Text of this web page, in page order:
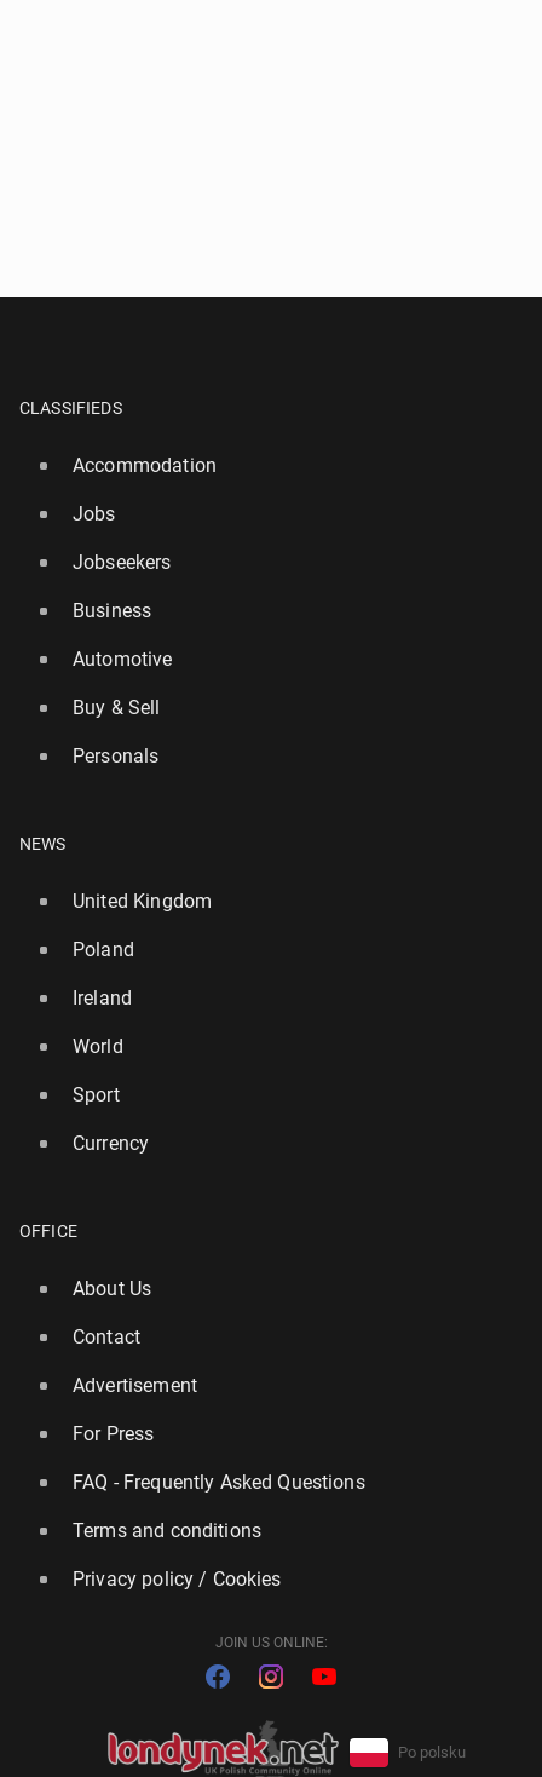
CLASSIFIEDS
Accommodation
Jobs
Jobseekers
Business
Automotive
Buy & Sell
Personals
NEWS
United Kingdom
Poland
Ireland
World
Sport
Currency
OFFICE
About Us
Contact
Advertisement
For Press
FAQ - Frequently Asked Questions
Terms and conditions
Privacy policy / Cookies
JOIN US ONLINE:
Po polsku